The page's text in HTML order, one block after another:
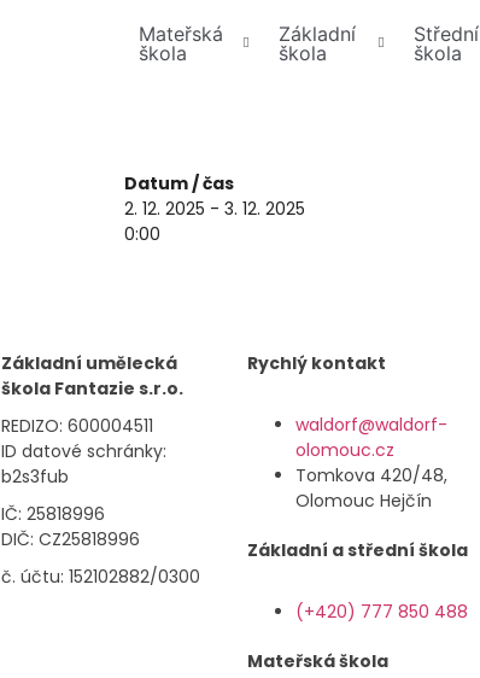
Mateřská
škola
Základní
škola
Střední
škola
Datum / čas
2. 12. 2025 - 3. 12. 2025
0:00
Základní umělecká
škola Fantazie s.r.o.
REDIZO: 600004511
ID datové schránky:
b2s3fub
IČ: 25818996
DIČ: CZ25818996
č. účtu: 152102882/0300
Rychlý kontakt
waldorf@waldorf-
olomouc.cz
Tomkova 420/48,
Olomouc Hejčín
Základní a střední škola
(+420) 777 850 488
Mateřská škola